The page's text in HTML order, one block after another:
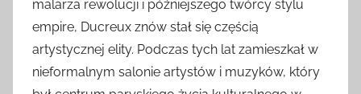
malarza rewolucji i późniejszego twórcy stylu
empire, Ducreux znów stał się częścią
artystycznej elity. Podczas tych lat zamieszkał w
nieformalnym salonie artystów i muzyków, który